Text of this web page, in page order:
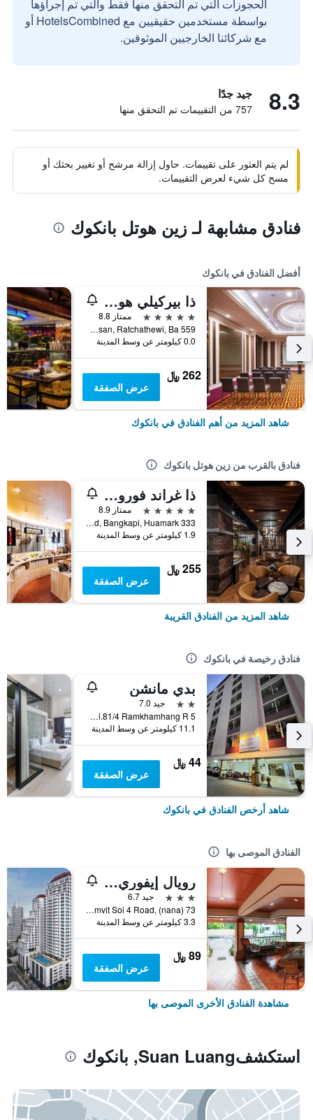
الحجوزات التي تم التحقق منها فقط والتي تم إجراؤها
بواسطة مستخدمين حقيقيين مع HotelsCombined أو
مع شركائنا الخارجيين الموثوقين.
8.3 جيد جدًا
757 من التقييمات تم التحقق منها
لم يتم العثور على تقييمات. حاول إزالة مرشح أو تغيير بحثك أو
مسح كل شيء لعرض التقييمات.
فنادق مشابهة لـ زين هوتل بانكوك
أفضل الفنادق في بانكوك
ذا بيركيلي هوتل براتونام
5 نجوم
ممتاز 8.8
559 Ratcharaprarop Rd., Makkasan, Ratchathewi, Ba, بانكوك, تايلاند
0.0 كيلومتر عن وسط المدينة
262 ﷼
عرض الصفقة
شاهد المزيد من أهم الفنادق في بانكوك
فنادق بالقرب من زين هوتل بانكوك
ذا غراند فوروينغس كونفنشن بانكوك
5 نجوم
ممتاز 8.9
333 Srinakarin Road, Bangkapi, Huamark, بانكوك, تايلاند
1.9 كيلومتر عن وسط المدينة
255 ﷼
عرض الصفقة
شاهد المزيد من الفنادق القريبة
فنادق رخيصة في بانكوك
بدي مانشن
2 نجمتين
جيد 7.0
5 Soi.81/4 Ramkhamhang R., بانكوك, تايلاند
11.1 كيلومتر عن وسط المدينة
44 ﷼
عرض الصفقة
شاهد أرخص الفنادق في بانكوك
الفنادق الموصى بها
رويال إيفوري سوكومفيت نانا
3 نجوم
جيد 6.7
73 Sukhumvit Soi 4 Road, (nana), بانكوك, تايلاند
3.3 كيلومتر عن وسط المدينة
89 ﷼
عرض الصفقة
مشاهدة الفنادق الأخرى الموصى بها
استكشفSuan Luang, بانكوك